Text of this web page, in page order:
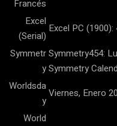
Francés
Excel
(Serial)
Excel PC
Symmetr
y
Symmetry454:
Symmetry
Worldsda
y
Viernes, Enero
World